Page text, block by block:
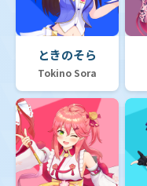
ときのそら
Tokino Sora